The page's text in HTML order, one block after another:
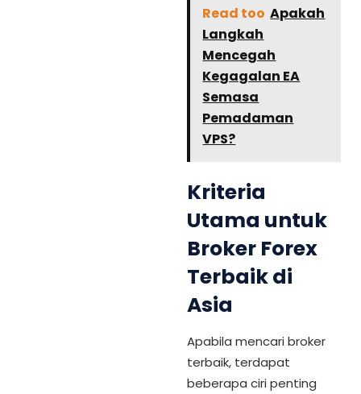
Read too Apakah
Langkah
Mencegah
Kegagalan EA
Semasa
Pemadaman
VPS?
Kriteria
Utama untuk
Broker Forex
Terbaik di
Asia
Apabila mencari broker
terbaik, terdapat
beberapa ciri penting